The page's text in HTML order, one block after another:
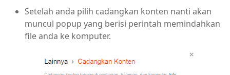
Setelah anda pilih cadangkan konten nanti akan
muncul popup yang berisi perintah memindahkan
file anda ke komputer.